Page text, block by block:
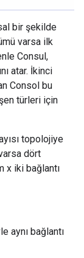
bir şekilde
varsa ilk
Consul,
atar. İkinci
Consol bu
türleri için
topolojiye
dört
x iki bağlantı
aynı bağlantı